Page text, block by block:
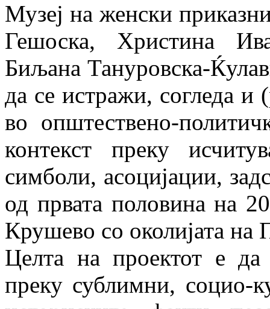
Музеј на женски
Гешоска, Христина
Биљана Тануровска-
да се истражи, согледа и
во општествено-
контекст преку
симболи, асоцијации,
од првата половина на
Крушево со околијата на
Целта на проектот е да
преку сублимни, социо-